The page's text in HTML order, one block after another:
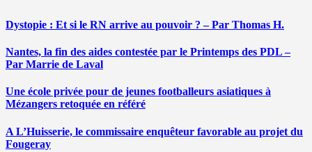
Dystopie : Et si le RN arrive au pouvoir ? – Par Thomas H.
Nantes, la fin des aides contestée par le Printemps des PDL –
Par Marrie de Laval
Une école privée pour de jeunes footballeurs asiatiques à
Mézangers retoquée en référé
A L’Huisserie, le commissaire enquêteur favorable au projet du
Fougeray